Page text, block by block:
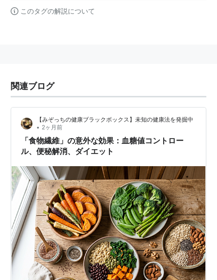
このタグの解説について
関連ブログ
【みぞっちの健康ブラックボックス】未知の健康法を発掘中
• 2ヶ月前
「食物繊維」の意外な効果：血糖値コントロー
ル、便秘解消、ダイエット